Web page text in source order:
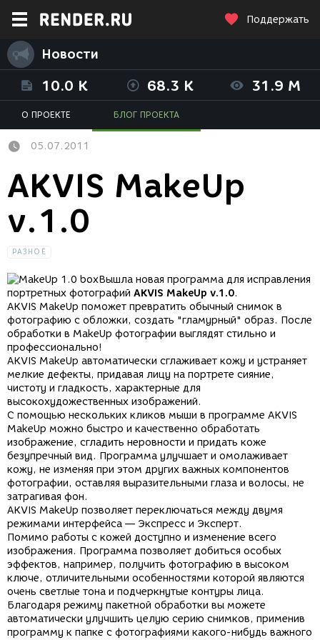
Поддержать
Новости
10.0 K 68.3 K 31.9 M
О ПРОЕКТЕ БЛОГ ПРОЕКТА
05.07.2011
AKVIS MakeUp
v.1.0
РАЗНОЕ
Вышла новая программа для исправления
портретных фотографий AKVIS MakeUp v.1.0.
AKVIS MakeUp поможет превратить обычный снимок в
фотографию с обложки, создать "гламурный" образ. После
обработки в MakeUp фотографии выглядят стильно и
профессионально!
AKVIS MakeUp автоматически сглаживает кожу и устраняет
мелкие дефекты, придавая лицу на портрете сияние,
чистоту и гладкость, характерные для
высокохудожественных изображений.
С помощью нескольких кликов мыши в программе AKVIS
MakeUp можно быстро и качественно обработать
изображение, сгладить неровности и придать коже
безупречный вид. Программа улучшает и омолаживает
кожу, не изменяя при этом других важных компонентов
фотографии, оставляя выразительными глаза и волосы, не
затрагивая фон.
AKVIS MakeUp позволяет переключаться между двумя
режимами интерфейса — Экспресс и Эксперт.
Помимо работы с кожей доступно и изменение всего
изображения. Программа позволяет добиться особых
эффектов, например, получить фотографию в высоком
ключе, отличительными особенностями которой являются
очень светлые тона и подчеркнутые контуры лица.
Благодаря режиму пакетной обработки вы можете
автоматически улучшить целую серию снимков, применив
программу к папке с фотографиями какого-нибудь важного